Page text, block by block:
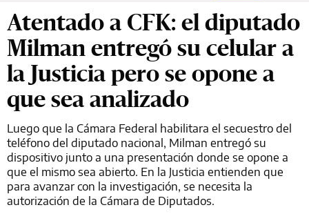
Atentado a CFK: el diputado
Milman entregó su celular a
la Justicia pero se opone a
que sea analizado
Luego que la Cámara Federal habilitara el secuestro del
teléfono del diputado nacional, Milman entregó su
dispositivo junto a una presentación donde se opone a
que el mismo sea abierto. En la Justicia entienden que
para avanzar con la investigación, se necesita la
autorización de la Cámara de Diputados.